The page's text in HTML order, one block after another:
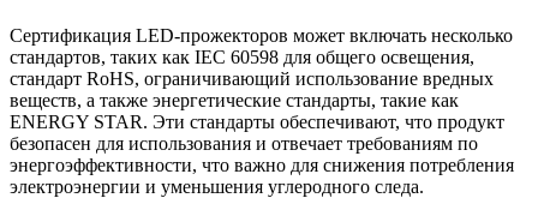
Сертификация LED-прожекторов может включать несколько
стандартов, таких как IEC 60598 для общего освещения,
стандарт RoHS, ограничивающий использование вредных
веществ, а также энергетические стандарты, такие как
ENERGY STAR. Эти стандарты обеспечивают, что продукт
безопасен для использования и отвечает требованиям по
энергоэффективности, что важно для снижения потребления
электроэнергии и уменьшения углеродного следа.